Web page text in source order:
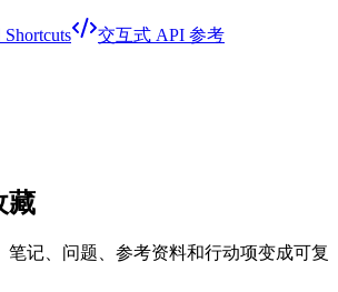
交互式 API 参考
藏
笔记、问题、参考资料和行动项变成可复